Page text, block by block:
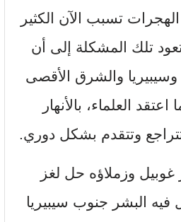
تسبب الآن الكثير
تلك المشكلة إلى أن
وسيبيريا والشرق الأقصى
العلماء، بالأنهار
تتراجع وتتقدم بشكل دوري.
وزملاؤه حل لغز
فيه البشر جنوب سيبيريا